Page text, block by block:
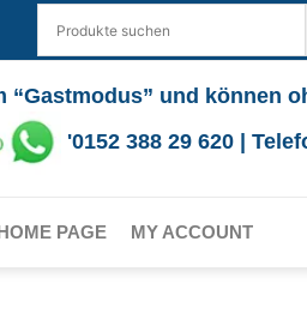
“Gastmodus” und können
'0152 388 29 620 |
PAGE MY ACCOUNT